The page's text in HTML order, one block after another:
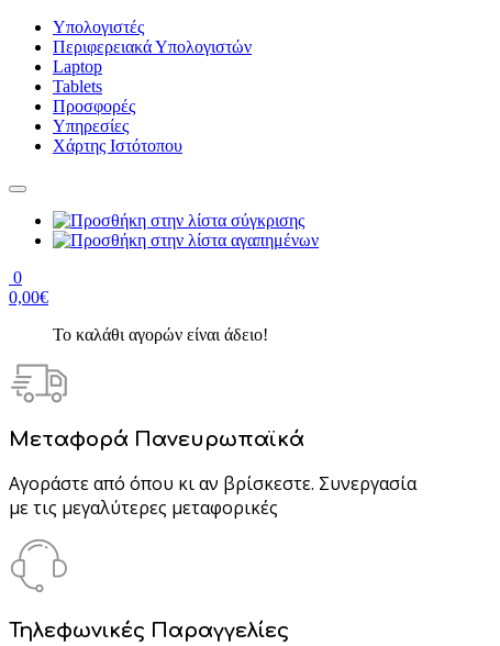
Υπολογιστές
Περιφερειακά Υπολογιστών
Laptop
Tablets
Προσφορές
Υπηρεσίες
Χάρτης Ιστότοπου
0
0,00€
Το καλάθι αγορών είναι άδειο!
Μεταφορά Πανευρωπαϊκά
Αγοράστε από όπου κι αν βρίσκεστε. Συνεργασία
με τις μεγαλύτερες μεταφορικές
Τηλεφωνικές Παραγγελίες